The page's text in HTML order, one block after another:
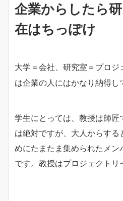
企業からしたら
在はちっぽけ
大学＝会社、研究室＝プロジ
は企業の人にはかなり納得し
学生にとっては、教授は師匠
は絶対ですが、大人からする
めにたまたま集められたメン
です。教授はプロジェクトリ